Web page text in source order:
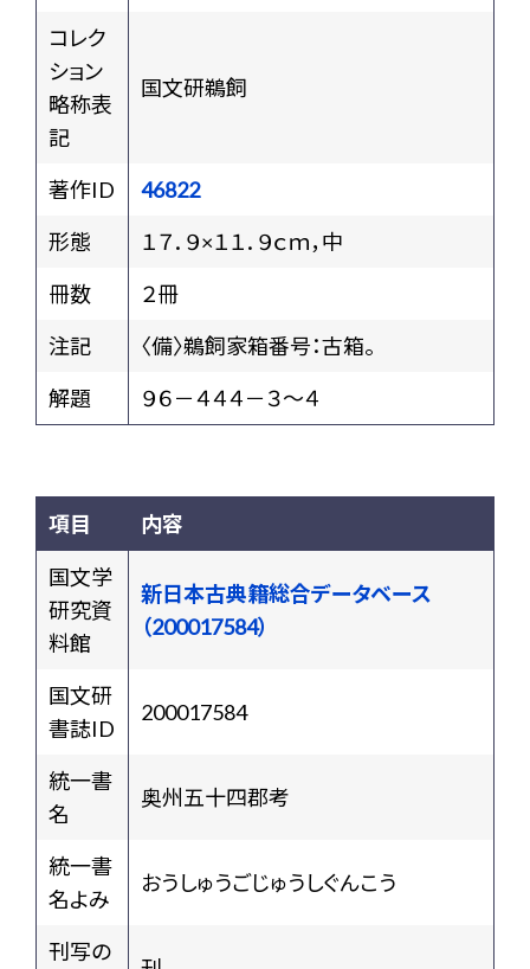
コレク
ション
略称表
記
国文研鵜飼
著作ID
46822
形態
１７．９×１１．９ｃｍ，中
冊数
２冊
注記
〈備〉鵜飼家箱番号：古箱。
解題
９６－４４４－３～４
項目 内容
国文学
研究資
料館
新日本古典籍総合データベース
（200017584）
国文研
書誌ID
200017584
統一書
名
奥州五十四郡考
統一書
名よみ
おうしゅうごじゅうしぐんこう
刊写の